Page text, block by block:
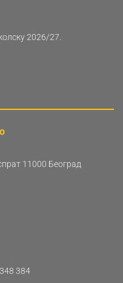
2026/27.
11000 Београд
384